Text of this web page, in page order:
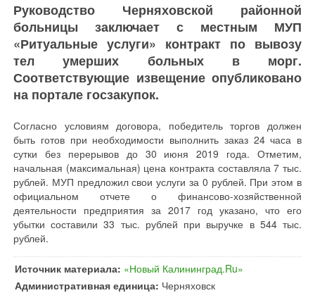
Руководство Черняховской районной
больницы заключает с местным МУП
«Ритуальные услуги» контракт по вывозу
тел умерших больных в морг.
Соответствующие извещение опубликовано
на портале госзакупок.
Согласно условиям договора, победитель торгов должен
быть готов при необходимости выполнить заказ 24 часа в
сутки без перерывов до 30 июня 2019 года. Отметим,
начальная (максимальная) цена контракта составляла 7 тыс.
рублей. МУП предложил свои услуги за 0 рублей. При этом в
официальном отчете о финансово-хозяйственной
деятельности предприятия за 2017 год указано, что его
убытки составили 33 тыс. рублей при выручке в 544 тыс.
рублей.
Источник материала: «Новый Калининград.Ru»
Административная единица: Черняховск